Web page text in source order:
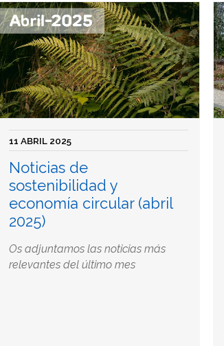
11 ABRIL 2025
Noticias de
sostenibilidad y
economía circular (abril
2025)
Os adjuntamos las noticias más
relevantes del último mes